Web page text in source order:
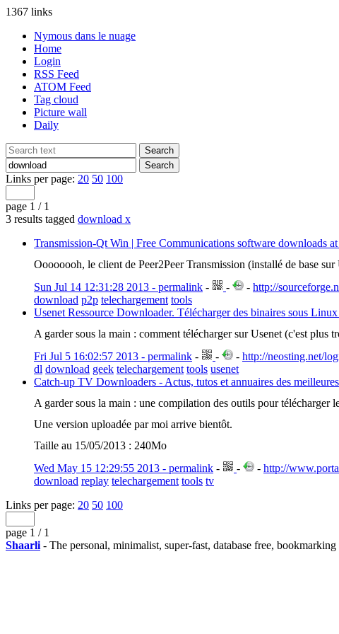
1367 links
Nymous dans le nuage
Home
Login
RSS Feed
ATOM Feed
Tag cloud
Picture wall
Daily
Links per page: 20 50 100
page 1 / 1
3 results tagged download x
Transmission-Qt Win | Free Communications software downloads
Oooooooh, le client de Peer2Peer Transmission (installé de base
Sun Jul 14 12:31:28 2013 - permalink - - - http://
download p2p telechargement tools
Usenet Ressource Downloader. Télécharger des binaires sous
A garder sous la main : comment télécharger sur Usenet (c'est plus
Fri Jul 5 16:02:57 2013 - permalink - - - http://neosting.net/
dl download geek telechargement tools usenet
Catch-up TV Downloaders - Actus, tutos et annuaires des
A garder sous la main : une compilation des outils pour
Une version uploadée par moi arrive bientôt.
Taille au 15/05/2013 : 240Mo
Wed May 15 12:29:55 2013 - permalink - - - http://
download replay telechargement tools tv
Links per page: 20 50 100
page 1 / 1
Shaarli - The personal, minimalist, super-fast, database free,